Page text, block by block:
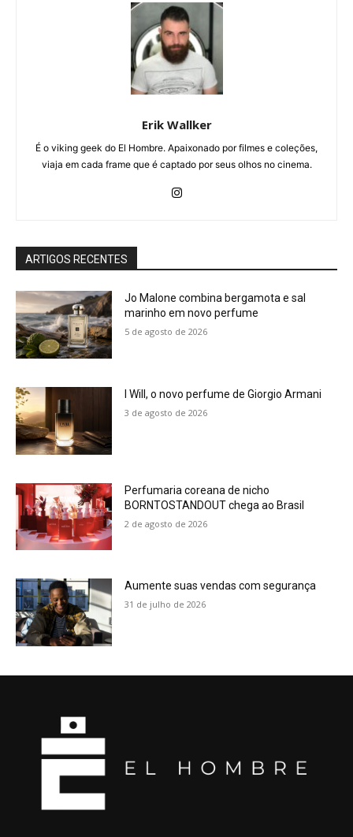
Erik Wallker
É o viking geek do El Hombre. Apaixonado por filmes e coleções,
viaja em cada frame que é captado por seus olhos no cinema.
ARTIGOS RECENTES
Jo Malone combina bergamota e sal
marinho em novo perfume
5 de agosto de 2026
I Will, o novo perfume de Giorgio Armani
3 de agosto de 2026
Perfumaria coreana de nicho
BORNTOSTANDOUT chega ao Brasil
2 de agosto de 2026
Aumente suas vendas com segurança
31 de julho de 2026